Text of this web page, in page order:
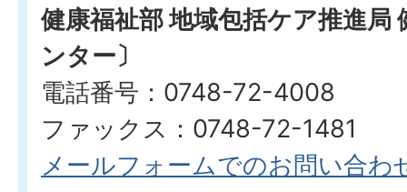
健康福祉部 地域包括ケア推進局
ンター〕
電話番号：0748-72-4008
ファックス：0748-72-1481
メールフォームでのお問い合わ